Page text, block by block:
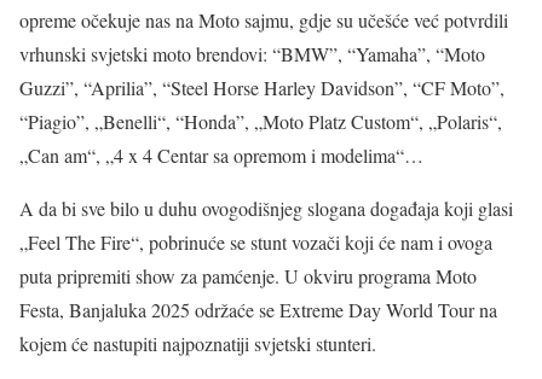
opreme očekuje nas na Moto sajmu, gdje su učešće već potvrdili
vrhunski svjetski moto brendovi: “BMW”, “Yamaha”, “Moto
Guzzi”, “Aprilia”, “Steel Horse Harley Davidson”, “CF Moto”,
“Piagio”, „Benelli“, “Honda”, „Moto Platz Custom“, „Polaris“,
„Can am“, „4 x 4 Centar sa opremom i modelima“…
A da bi sve bilo u duhu ovogodišnjeg slogana događaja koji glasi
„Feel The Fire“, pobrinuće se stunt vozači koji će nam i ovoga
puta pripremiti show za pamćenje. U okviru programa Moto
Festa, Banjaluka 2025 održaće se Extreme Day World Tour na
kojem će nastupiti najpoznatiji svjetski stunteri.